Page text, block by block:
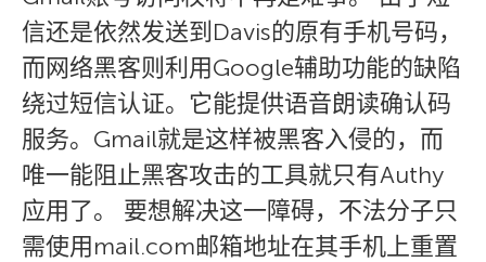
信还是依然发送到Davis的原有手机号码，
而网络黑客则利用Google辅助功能的缺陷
绕过短信认证。它能提供语音朗读确认码
服务。Gmail就是这样被黑客入侵的，而
唯一能阻止黑客攻击的工具就只有Authy
应用了。 要想解决这一障碍，不法分子只
需使用mail.com邮箱地址在其手机上重置